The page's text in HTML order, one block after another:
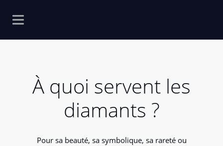
À quoi servent les
diamants ?
Pour sa beauté, sa symbolique, sa rareté ou